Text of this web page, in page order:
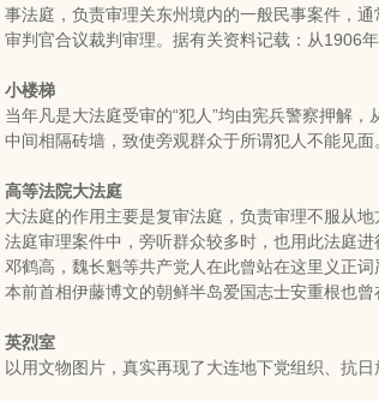
事法庭，负责审理关东州境内的一般民事案件，
审判官合议裁判审理。据有关资料记载：从1906
小楼梯
当年凡是大法庭受审的“犯人”均由宪兵警察押解
中间相隔砖墙，致使旁观群众于所谓犯人不能见面
高等法院大法庭
大法庭的作用主要是复审法庭，负责审理不服从
法庭审理案件中，旁听群众较多时，也用此法庭
邓鹤高，魏长魁等共产党人在此曾站在这里义正
本前首相伊藤博文的朝鲜半岛爱国志士安重根也
英烈室
以用文物图片，真实再现了大连地下党组织、抗